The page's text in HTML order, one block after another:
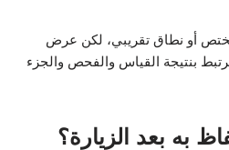
أو نطاق تقريبي، لكن عرض
بنتيجة القياس والفحص والجزء
به بعد الزيارة؟